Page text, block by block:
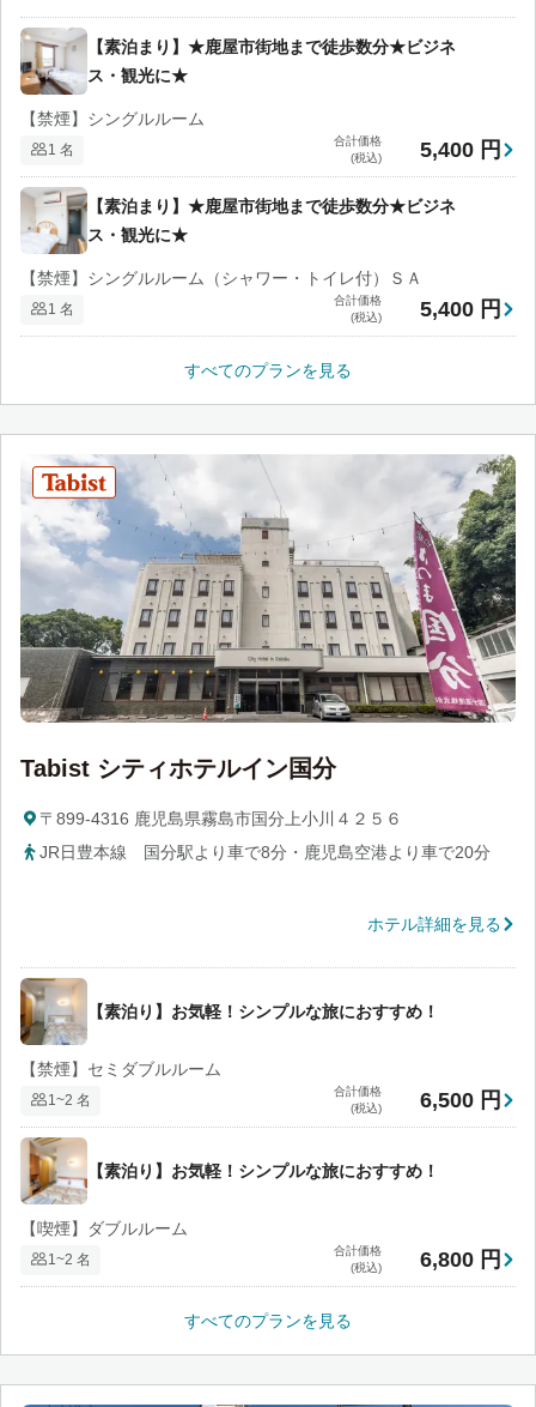
【素泊まり】★鹿屋市街地まで徒歩数分★ビジネ
ス・観光に★
【禁煙】シングルルーム
1 名
合計価格
(税込)
5,400 円
【素泊まり】★鹿屋市街地まで徒歩数分★ビジネ
ス・観光に★
【禁煙】シングルルーム（シャワー・トイレ付）ＳＡ
1 名
合計価格
(税込)
5,400 円
すべてのプランを見る
Tabist シティホテルイン国分
〒899-4316 鹿児島県霧島市国分上小川４２５６
JR日豊本線 国分駅より車で8分・鹿児島空港より車で20分
ホテル詳細を見る
【素泊り】お気軽！シンプルな旅におすすめ！
【禁煙】セミダブルルーム
1~2 名
合計価格
(税込)
6,500 円
【素泊り】お気軽！シンプルな旅におすすめ！
【喫煙】ダブルルーム
1~2 名
合計価格
(税込)
6,800 円
すべてのプランを見る